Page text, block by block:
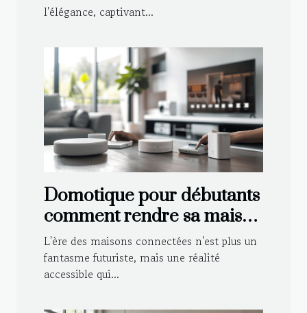
l'élégance, captivant...
Domotique pour débutants
comment rendre sa maison
intelligente en évitant les
pièges courants
L'ère des maisons connectées n'est plus un
fantasme futuriste, mais une réalité
accessible qui...